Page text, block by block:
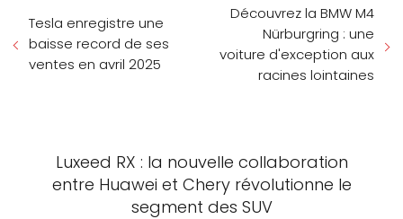
Tesla enregistre une
baisse record de ses
ventes en avril 2025
Découvrez la BMW M4
Nürburgring : une
voiture d'exception aux
racines lointaines
Luxeed RX : la nouvelle collaboration
entre Huawei et Chery révolutionne le
segment des SUV